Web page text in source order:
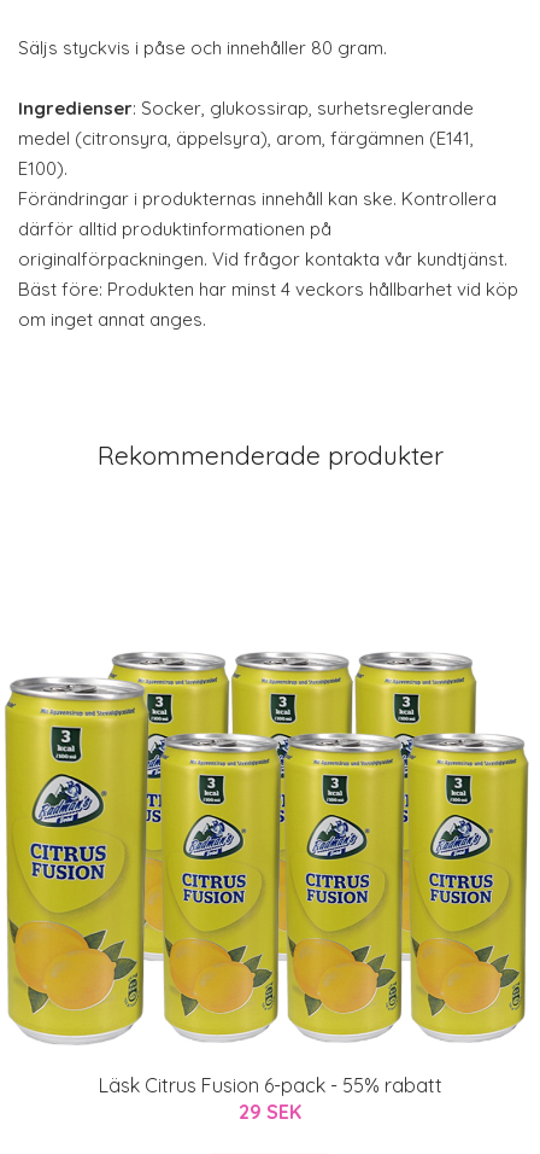
Säljs styckvis i påse och innehåller 80 gram.
Ingredienser: Socker, glukossirap, surhetsreglerande
medel (citronsyra, äppelsyra), arom, färgämnen (E141,
E100).
Förändringar i produkternas innehåll kan ske. Kontrollera
därför alltid produktinformationen på
originalförpackningen. Vid frågor kontakta vår kundtjänst.
Bäst före: Produkten har minst 4 veckors hållbarhet vid köp
om inget annat anges.
Rekommenderade produkter
Läsk Citrus Fusion 6-pack - 55% rabatt
29 SEK